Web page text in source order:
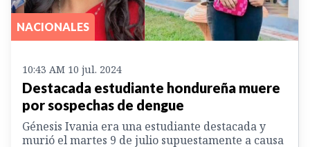
NACIONALES
10:43 AM 10 jul. 2024
Destacada estudiante hondureña muere
por sospechas de dengue
Génesis Ivania era una estudiante destacada y
murió el martes 9 de julio supuestamente a causa